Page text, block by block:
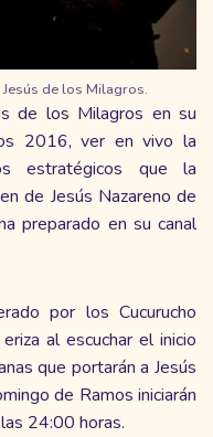
de los Milagros.
de los Milagros en su
2016, ver en vivo la
estratégicos que la
de Jesús Nazareno de
preparado en su canal
por los Cucurucho
al escuchar el inicio
que portarán a Jesús
de Ramos iniciarán
24:00 horas.